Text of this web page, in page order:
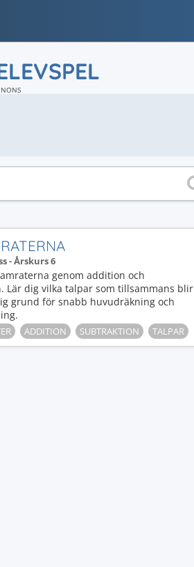
- Årskurs 6
genom addition och
Lär dig vilka talpar som tillsammans blir
grund för snabb huvudräkning och
ADDITION SUBTRAKTION TALPAR